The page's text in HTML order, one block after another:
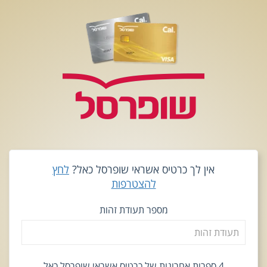
אין לך כרטיס אשראי שופרסל כאל? לחץ
להצטרפות
מספר תעודת זהות